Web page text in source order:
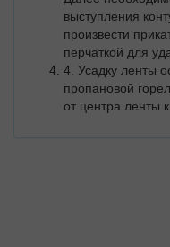
выступления
произвести
перчаткой для
4. Усадку ленты
пропановой
от центра ленты